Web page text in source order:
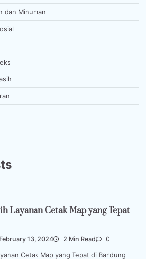
dan Minuman
Layanan Cetak Map yang Tepat
February 13, 2024 2 Min Read 0
Cetak Map yang Tepat di Bandung